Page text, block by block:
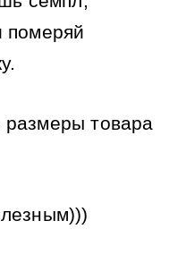
померяй
товара